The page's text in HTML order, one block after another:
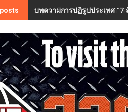
บทความการปฏิรูปประเทศ ”7